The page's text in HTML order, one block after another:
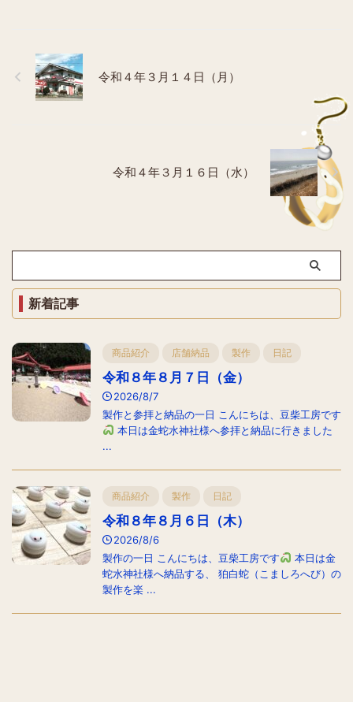
令和４年３月１４日（月）
令和４年３月１６日（水）
新着記事
商品紹介 店舗納品 製作 日記
令和８年８月７日（金）
2026/8/7
製作と参拝と納品の一日 こんにちは、豆柴工房です
本日は金蛇水神社様へ参拝と納品に行きました
...
商品紹介 製作 日記
令和８年８月６日（木）
2026/8/6
製作の一日 こんにちは、豆柴工房です
本日は金
蛇水神社様へ納品する、 狛白蛇（こましろへび）の
製作を楽 ...